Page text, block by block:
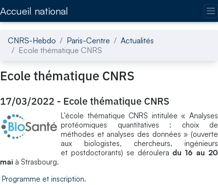
Accueil national
CNRS-Hebdo Paris-Centre
Actualités
Ecole thématique CNRS
Ecole thématique CNRS
17/03/2022 - Ecole thématique CNRS
L’école thématique CNRS intitulée « Analyses
protéomiques quantitatives : choix de
méthodes et analyses des données » (ouverte
aux biologistes, chercheurs, ingénieurs
et postdoctorants) se déroulera du 16 au 20
mai à Strasbourg.
Programme et inscription.